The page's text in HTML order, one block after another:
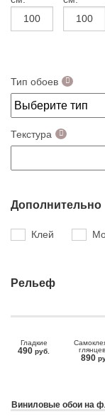
Тип обоев
Текстура
Дополнительно
Клей
Рельеф
Гладкие
490 руб.
890
Виниловые обои на